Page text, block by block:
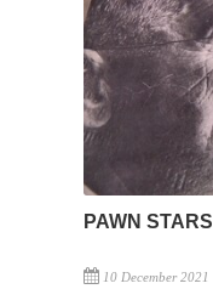
PAWN STARS
10 December 2021